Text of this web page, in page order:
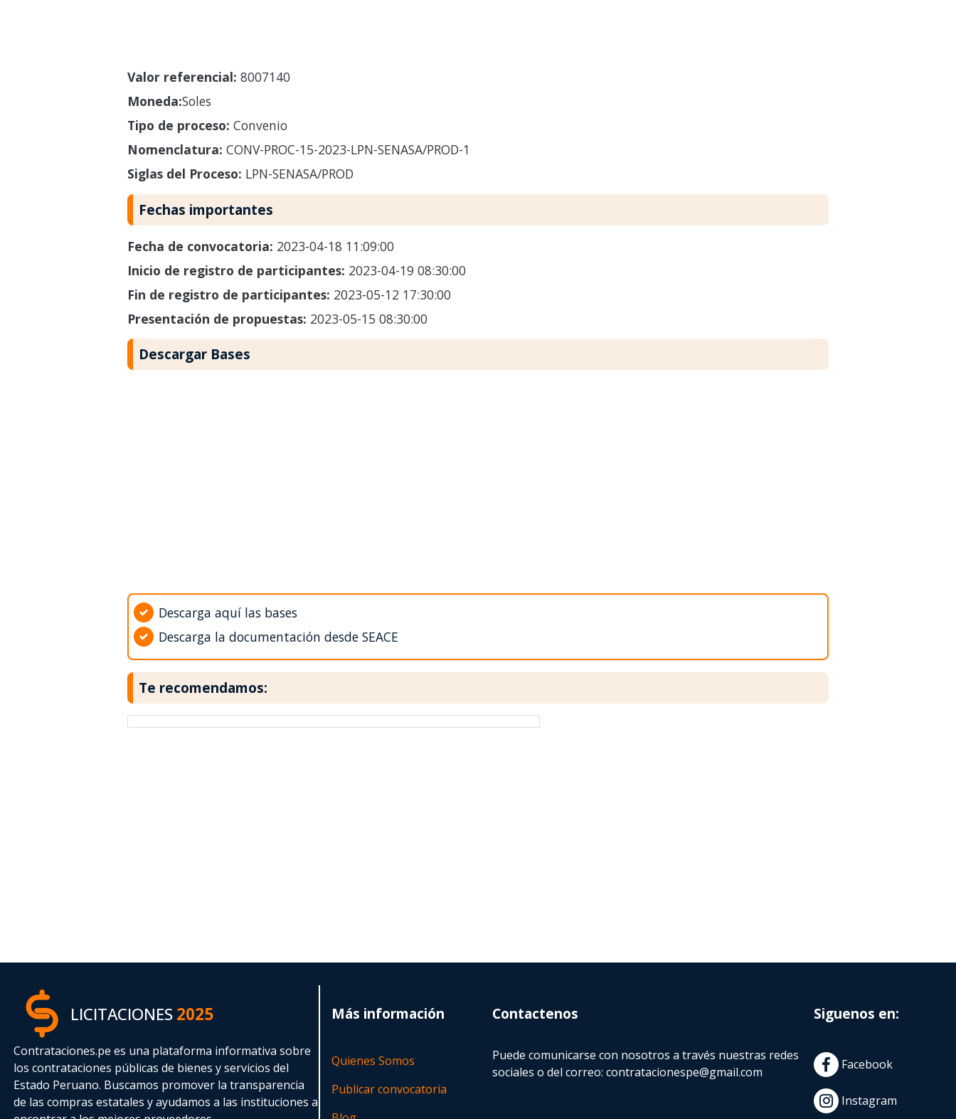
Valor referencial: 8007140
Moneda:Soles
Tipo de proceso: Convenio
Nomenclatura: CONV-PROC-15-2023-LPN-SENASA/PROD-1
Siglas del Proceso: LPN-SENASA/PROD
Fechas importantes
Fecha de convocatoria: 2023-04-18 11:09:00
Inicio de registro de participantes: 2023-04-19 08:30:00
Fin de registro de participantes: 2023-05-12 17:30:00
Presentación de propuestas: 2023-05-15 08:30:00
Descargar Bases
Descarga aquí las bases
Descarga la documentación desde SEACE
Te recomendamos:
LICITACIONES2025
Contrataciones.pe es una plataforma informativa sobre
los contrataciones públicas de bienes y servicios del
Estado Peruano. Buscamos promover la transparencia
de las compras estatalesy ayudamos a las instituciones a
Más información
Quienes Somos
Publicar convocatoria
Contactenos
Puede comunicarse con nosotros a través nuestras redes
sociales o del correo:contratacionespe@gmail.com
Siguenos en:
Facebook
Instagram